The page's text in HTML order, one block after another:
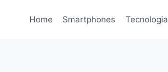
Home Smartphones Tecnologia